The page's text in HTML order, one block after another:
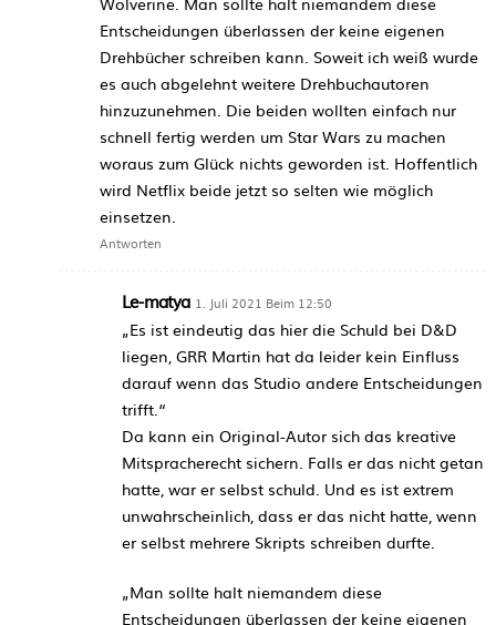
Entscheidungen überlassen der keine eigenen
Drehbücher schreiben kann. Soweit ich weiß wurde
es auch abgelehnt weitere Drehbuchautoren
hinzuzunehmen. Die beiden wollten einfach nur
schnell fertig werden um Star Wars zu machen
woraus zum Glück nichts geworden ist. Hoffentlich
wird Netflix beide jetzt so selten wie möglich
einsetzen.
Antworten
Le-matya 1. Juli 2021 Beim 12:50
„Es ist eindeutig das hier die Schuld bei D&D
liegen, GRR Martin hat da leider kein Einfluss
darauf wenn das Studio andere Entscheidungen
trifft.“
Da kann ein Original-Autor sich das kreative
Mitspracherecht sichern. Falls er das nicht getan
hatte, war er selbst schuld. Und es ist extrem
unwahrscheinlich, dass er das nicht hatte, wenn
er selbst mehrere Skripts schreiben durfte.
„Man sollte halt niemandem diese
Entscheidungen überlassen der keine eigenen